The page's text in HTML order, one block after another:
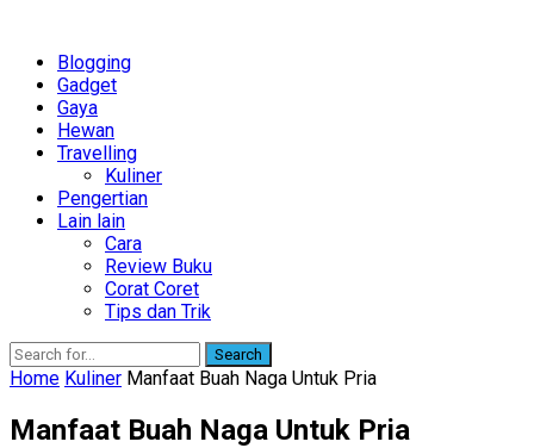
Blogging
Gadget
Gaya
Hewan
Travelling
Kuliner
Pengertian
Lain lain
Cara
Review Buku
Corat Coret
Tips dan Trik
Search
Home Kuliner Manfaat Buah Naga Untuk Pria
Manfaat Buah Naga Untuk Pria